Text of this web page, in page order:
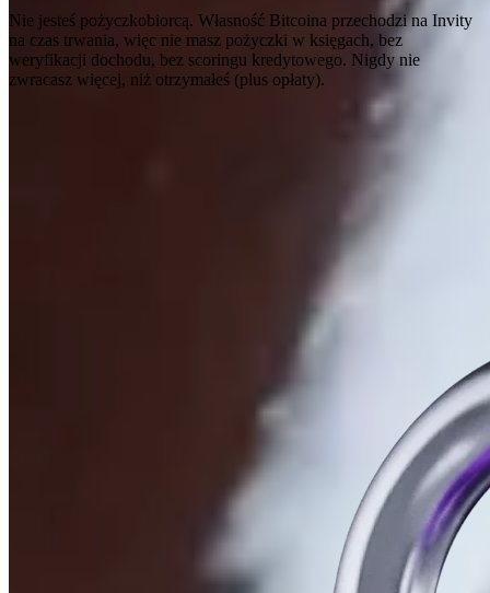
Nie jesteś pożyczkobiorcą. Własność Bitcoina przechodzi na Invity
na czas trwania, więc nie masz pożyczki w księgach, bez
weryfikacji dochodu, bez scoringu kredytowego. Nigdy nie
zwracasz więcej, niż otrzymałeś (plus opłaty).